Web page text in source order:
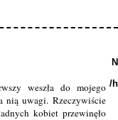
weszła do mojego
nią uwagi. Rzeczywiście
kobiet przewinęło
/